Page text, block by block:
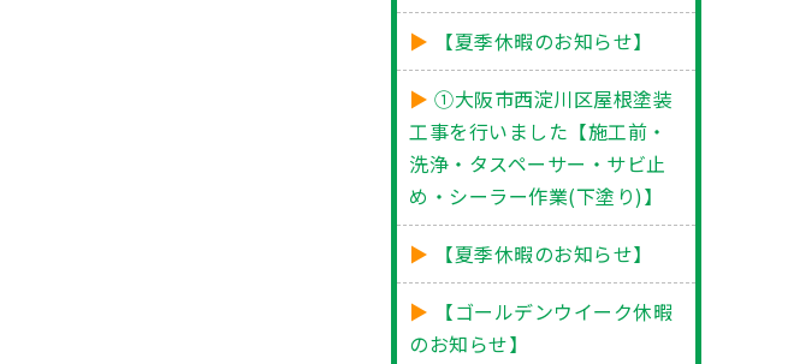
【夏季休暇のお知らせ】
①大阪市西淀川区屋根塗装
工事を行いました【施工前・
洗浄・タスペーサー・サビ止
め・シーラー作業(下塗り)】
【夏季休暇のお知らせ】
【ゴールデンウイーク休暇
のお知らせ】